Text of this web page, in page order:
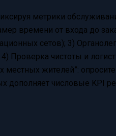
метрики
времени от входа до
сетов); 3)
Проверка чистоты и
жителей”:
дополняет числовые KPI